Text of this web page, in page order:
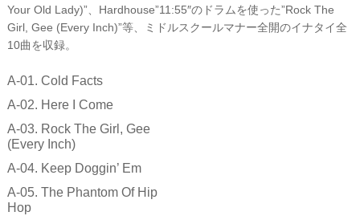
Your Old Lady)”、Hardhouse”11:55″のドラムを使った”Rock The
Girl, Gee (Every Inch)”等、ミドルスクールマナー全開のイナタイ全
10曲を収録。
A-01. Cold Facts
A-02. Here I Come
A-03. Rock The Girl, Gee
(Every Inch)
A-04. Keep Doggin’ Em
A-05. The Phantom Of Hip
Hop